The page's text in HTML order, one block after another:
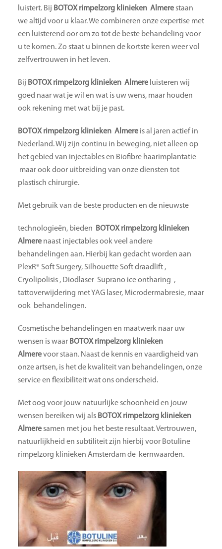
luistert. Bij BOTOX rimpelzorg klinieken Almerestaan
we altijd voor u klaar. We combineren onze expertise met
een luisterend oor om zo tot de beste behandeling voor
u te komen. Zo staat u binnen de kortste keren weer vol
zelfvertrouwen in het leven.
Bij BOTOX rimpelzorg klinieken Almereluisteren wij
goed naar wat je wil en wat is uw wens, maar houden
ook rekening met wat bij je past.
BOTOX rimpelzorg klinieken Almereis al jaren actief in
Nederland. Wij zijn continu in beweging, niet alleen op
het gebied van injectables en Biofibre haarimplantatie
maar ook door uitbreiding van onze diensten tot
plastisch chirurgie.
Met gebruik van de beste producten en de nieuwste
technologieën, bieden
BOTOX rimpelzorg klinieken
Almerenaast injectables ook veel andere
behandelingen aan. Hierbij kan gedacht worden aan
PlexR® Soft Surgery, Silhouette Soft draadlift ,
Cryolipolisis , Diodlaser Suprano ice ontharing ,
tattoverwijdering met YAG laser, Microdermabresie, maar
ook behandelingen.
Cosmetische behandelingen en maatwerk naar uw
wensen is waar BOTOX rimpelzorg klinieken
Almerevoor staan. Naast de kennis en vaardigheid van
onze artsen, is het de kwaliteit van behandelingen, onze
service en flexibiliteit wat ons onderscheid.
Met oog voor jouw natuurlijke schoonheid en jouw
wensen bereiken wij als BOTOX rimpelzorg klinieken
Almeresamen met jou het beste resultaat. Vertrouwen,
natuurlijkheid en subtiliteit zijn hierbij voor Botuline
rimpelzorg klinieken Amsterdam de kernwaarden.